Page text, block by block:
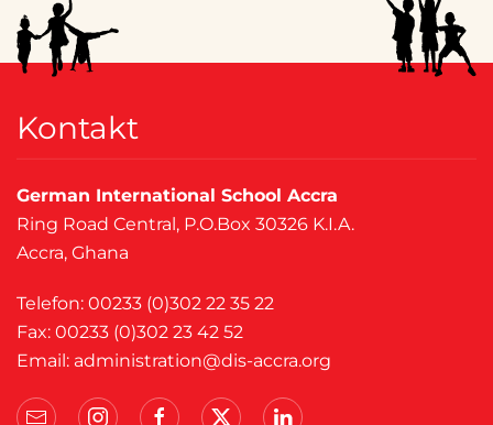
Kontakt
German International School Accra
Ring Road Central, P.O.Box 30326 K.I.A.
Accra, Ghana
Telefon: 00233 (0)302 22 35 22
Fax: 00233 (0)302 23 42 52
Email: administration@dis-accra.org